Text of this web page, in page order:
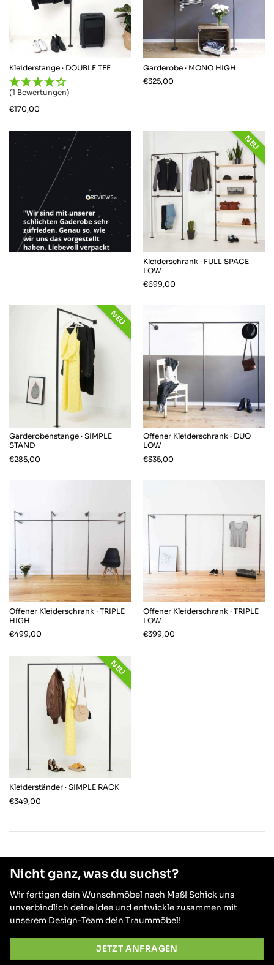
Kleiderstange · DOUBLE TEE
(1 Bewertungen)
€170,00
Garderobe · MONO HIGH
€325,00
Kleiderschrank · FULL SPACE
LOW
€699,00
NEU
Garderobenstange · SIMPLE
STAND
€285,00
NEU
Offener Kleiderschrank · DUO
LOW
€335,00
Offener Kleiderschrank · TRIPLE
HIGH
€499,00
Offener Kleiderschrank · TRIPLE
LOW
€399,00
Kleiderständer · SIMPLE RACK
€349,00
NEU
Nicht ganz, was du suchst?
Wir fertigen dein Wunschmöbel nach Maß! Schick uns
unverbindlich deine Idee und entwickle zusammen mit
unserem Design-Team dein Traummöbel!
JETZT ANFRAGEN
Markus W
Verifizierter Kunde
Alles Spitze. Produkt wie beschrieben und
Design passt perfekt in meinen Wohnung.
Twitter
Facebook
Einfache Bestellung und schneller Versand.
Gut verpackt und alles vorhanden
Hilfreich Teilen
Twitter
Facebook
Rostock, DE, 29.12.2025
Anonym
Verifizierter Kunde
Netter Service, schnelle Lieferung
Teilen
Verena E
Verifizierter Kunde
Super Qualität und einfach zu montieren.
Hilfreich
Twitter
Facebook
Anonym
Verifizierter Kunde
Sehr gut verarbeitet und toller Look.
Twitter
sieht super schön aus und ist absolut
stabil-bin mega begeistert
Hilfreich ? Ja
Twitter
Facebook
Hoyerswerda, DE, 17.11.2025
Verifizierter Kunde
genau passend.
Hilfreich ?
Hilfreich
benötige, weiß ich das ich genau hier n der
Daumen hoch
Hilfreich? Ja Teilen Gadebusch, DE, 22.10.2025